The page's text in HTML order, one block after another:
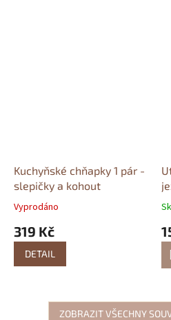
Kuchyňské chňapky 1 pár -
slepičky a kohout
Vyprodáno
319 Kč
DETAIL
ZOBRAZIT VŠECHNY